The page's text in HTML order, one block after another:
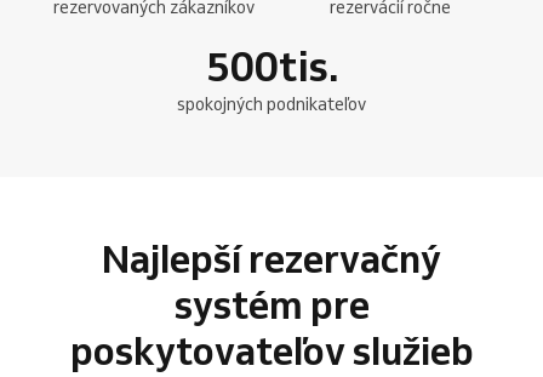
rezervovaných zákazníkov rezervácií ročne
500tis.
spokojných podnikateľov
Najlepší rezervačný
systém pre
poskytovateľov služieb